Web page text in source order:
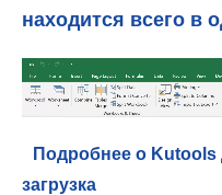
находится всего в
Подробнее о Kutools
загрузка